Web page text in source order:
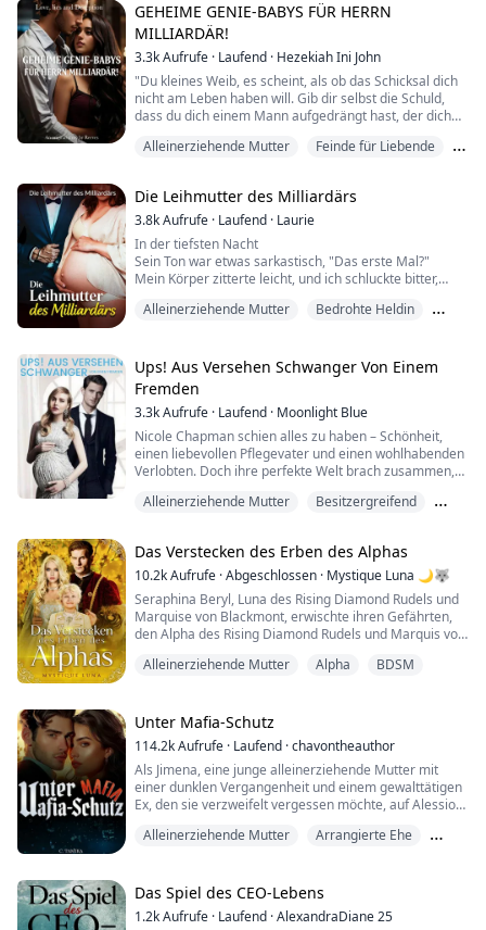
"Es ist kein Stalking."
"Wie auch immer du es nennst, es ist hochgradig
illegal. Aber da du gesagt hast, es war Liebe auf den
ersten Blick, mache ich wohl eine Ausnahme."
"Ers...
GEHEIME GENIE-BABYS FÜR HERRN
MILLIARDÄR!
3.3kAufrufe · Laufend · Hezekiah Ini John
"Du kleines Weib, es scheint, als ob das Schicksal dich
nicht am Leben haben will. Gib dir selbst die Schuld,
dass du dich einem Mann aufgedrängt hast, der dich
mit Verachtung aus.
keine Emotion, außer einem eisigen Grinsen, das nie
di...
Alleinerziehende Mutter
Feinde für Liebende
Die Leihmutter des Milliardärs
3.8kAufrufe · Laufend · Laurie
In der tiefsten Nacht
Sein Ton war etwas sarkastisch, "Das erste Mal?"
Mein Körper zitterte leicht, und ich schluckte bitter,
Ich gab mein erstes Mal einer kalten und sterilen
geben?
Sein Körper hielt für einen Moment inne, und
er flüsterte mir ins Ohr, "Sehr gut, du bist noch unschu...
Alleinerziehende Mutter
Bedrohte Heldin
Ups! Aus Versehen Schwanger Von Einem
Fremden
3.3kAufrufe · Laufend · Moonlight Blue
Nicole Chapman schien alles zu haben – Schönheit,
einen liebevollen Pflegevater und einen wohlhabenden
Verlobten. Doch ihre perfekte Welt brach zusammen,
sie nach einer schicksalhaften Nacht mit dem Kind
Lebens beginnt Nicole von Neuem und zieht ihre Z...
Alleinerziehende Mutter
Besitzergreifend
Das Verstecken des Erben des Alphas
10.2kAufrufe ·Abgeschlossen · Mystique Luna 🌙🐺
Seraphina Beryl, Luna des Rising Diamond Rudels und
Marquise von Blackmont, erwischte ihren Gefährten,
den Alpha des Rising Diamond Rudels und Marquis von
nur das, sie sah auch, dass Desmond von der
Sie ist nicht dumm genug, um noch länger bei ihm zu
bleiben. Sie beschließt, aus ihrem Rudel zu fliehen und
ihr...
Alleinerziehende Mutter Alpha BDSM
Unter Mafia-Schutz
114.2kAufrufe · Laufend ·chavontheauthor
Als Jimena, eine junge alleinerziehende Mutter mit
einer dunklen Vergangenheit und einem gewalttätigen
Ex, den sie verzweifelt vergessen möchte, auf Alessio
ihre Welt auf den Kopf gestellt.
Fanucci-Villa zu arbeiten und so viel Abstand wie
möglich zu den drei berüchtigten Fanucci-Brüdern zu ...
Alleinerziehende Mutter
Arrangierte Ehe
Das Spiel des CEO-Lebens
1.2kAufrufe · Laufend ·AlexandraDiane 25